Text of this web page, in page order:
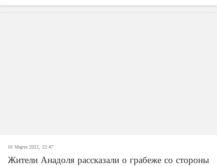
10 Марта 2022, 22:47
Жители Анадоля рассказали о грабеже со стороны